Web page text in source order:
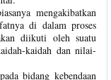
mengakibatkan
di dalam proses
diikuti oleh suatu
kaidah dan nilai-
bidang kebendaan